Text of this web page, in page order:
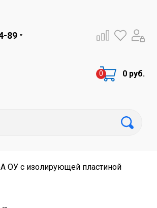
89
0 руб.
ОУ с изолирующей пластиной